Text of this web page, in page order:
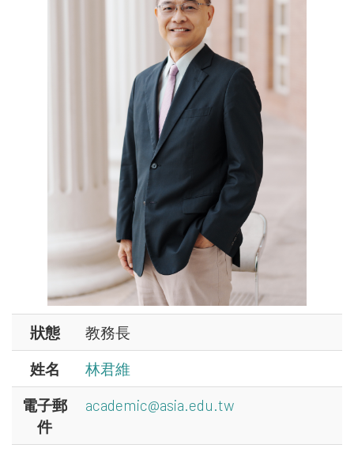
狀態
教務長
姓名
林君維
電子郵
件
academic@asia.edu.tw